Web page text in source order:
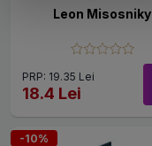
Leon Misosniky
PRP: 19.35 Lei
18.4 Lei
-10%